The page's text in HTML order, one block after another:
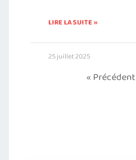
LIRE LA SUITE »
25 juillet 2025
« Précédent